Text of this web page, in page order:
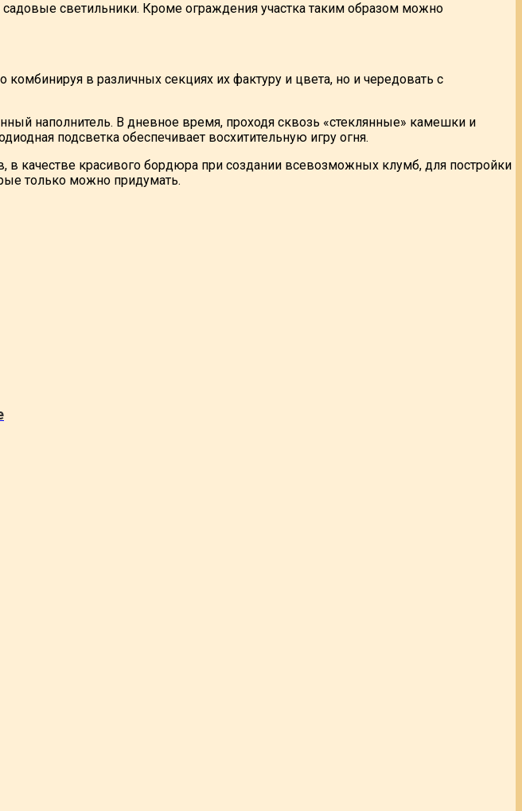
светильники. Кроме ограждения участка таким образом можно
в различных секциях их фактуру и цвета, но и чередовать с
наполнитель. В дневное время, проходя сквозь «стеклянные» камешки и
подсветка обеспечивает восхитительную игру огня.
качестве красивого бордюра при создании всевозможных клумб, для постройки
только можно придумать.